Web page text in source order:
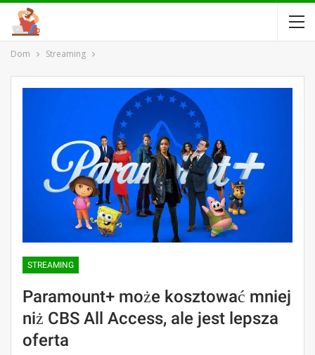
Dom Streaming
STREAMING
Paramount+ może kosztować mniej
niż CBS All Access, ale jest lepsza
oferta